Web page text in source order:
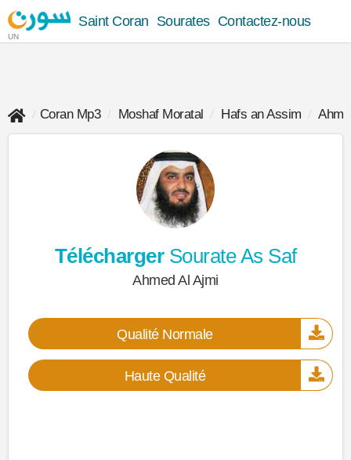
UN
Saint Coran Sourates Contactez-nous
Coran Mp3 Moshaf Moratal Hafs an Assim
TéléchargerSourate As Saf
Ahmed Al Ajmi
Qualité Normale
Haute Qualité